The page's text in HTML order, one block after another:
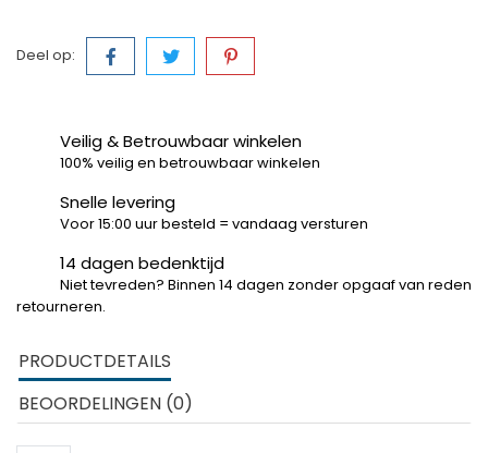
Deel op:
Veilig & Betrouwbaar winkelen
100% veilig en betrouwbaar winkelen
Snelle levering
Voor 15:00 uur besteld = vandaag versturen
14 dagen bedenktijd
Niet tevreden? Binnen 14 dagen zonder opgaaf van reden
retourneren.
PRODUCTDETAILS
BEOORDELINGEN (0)